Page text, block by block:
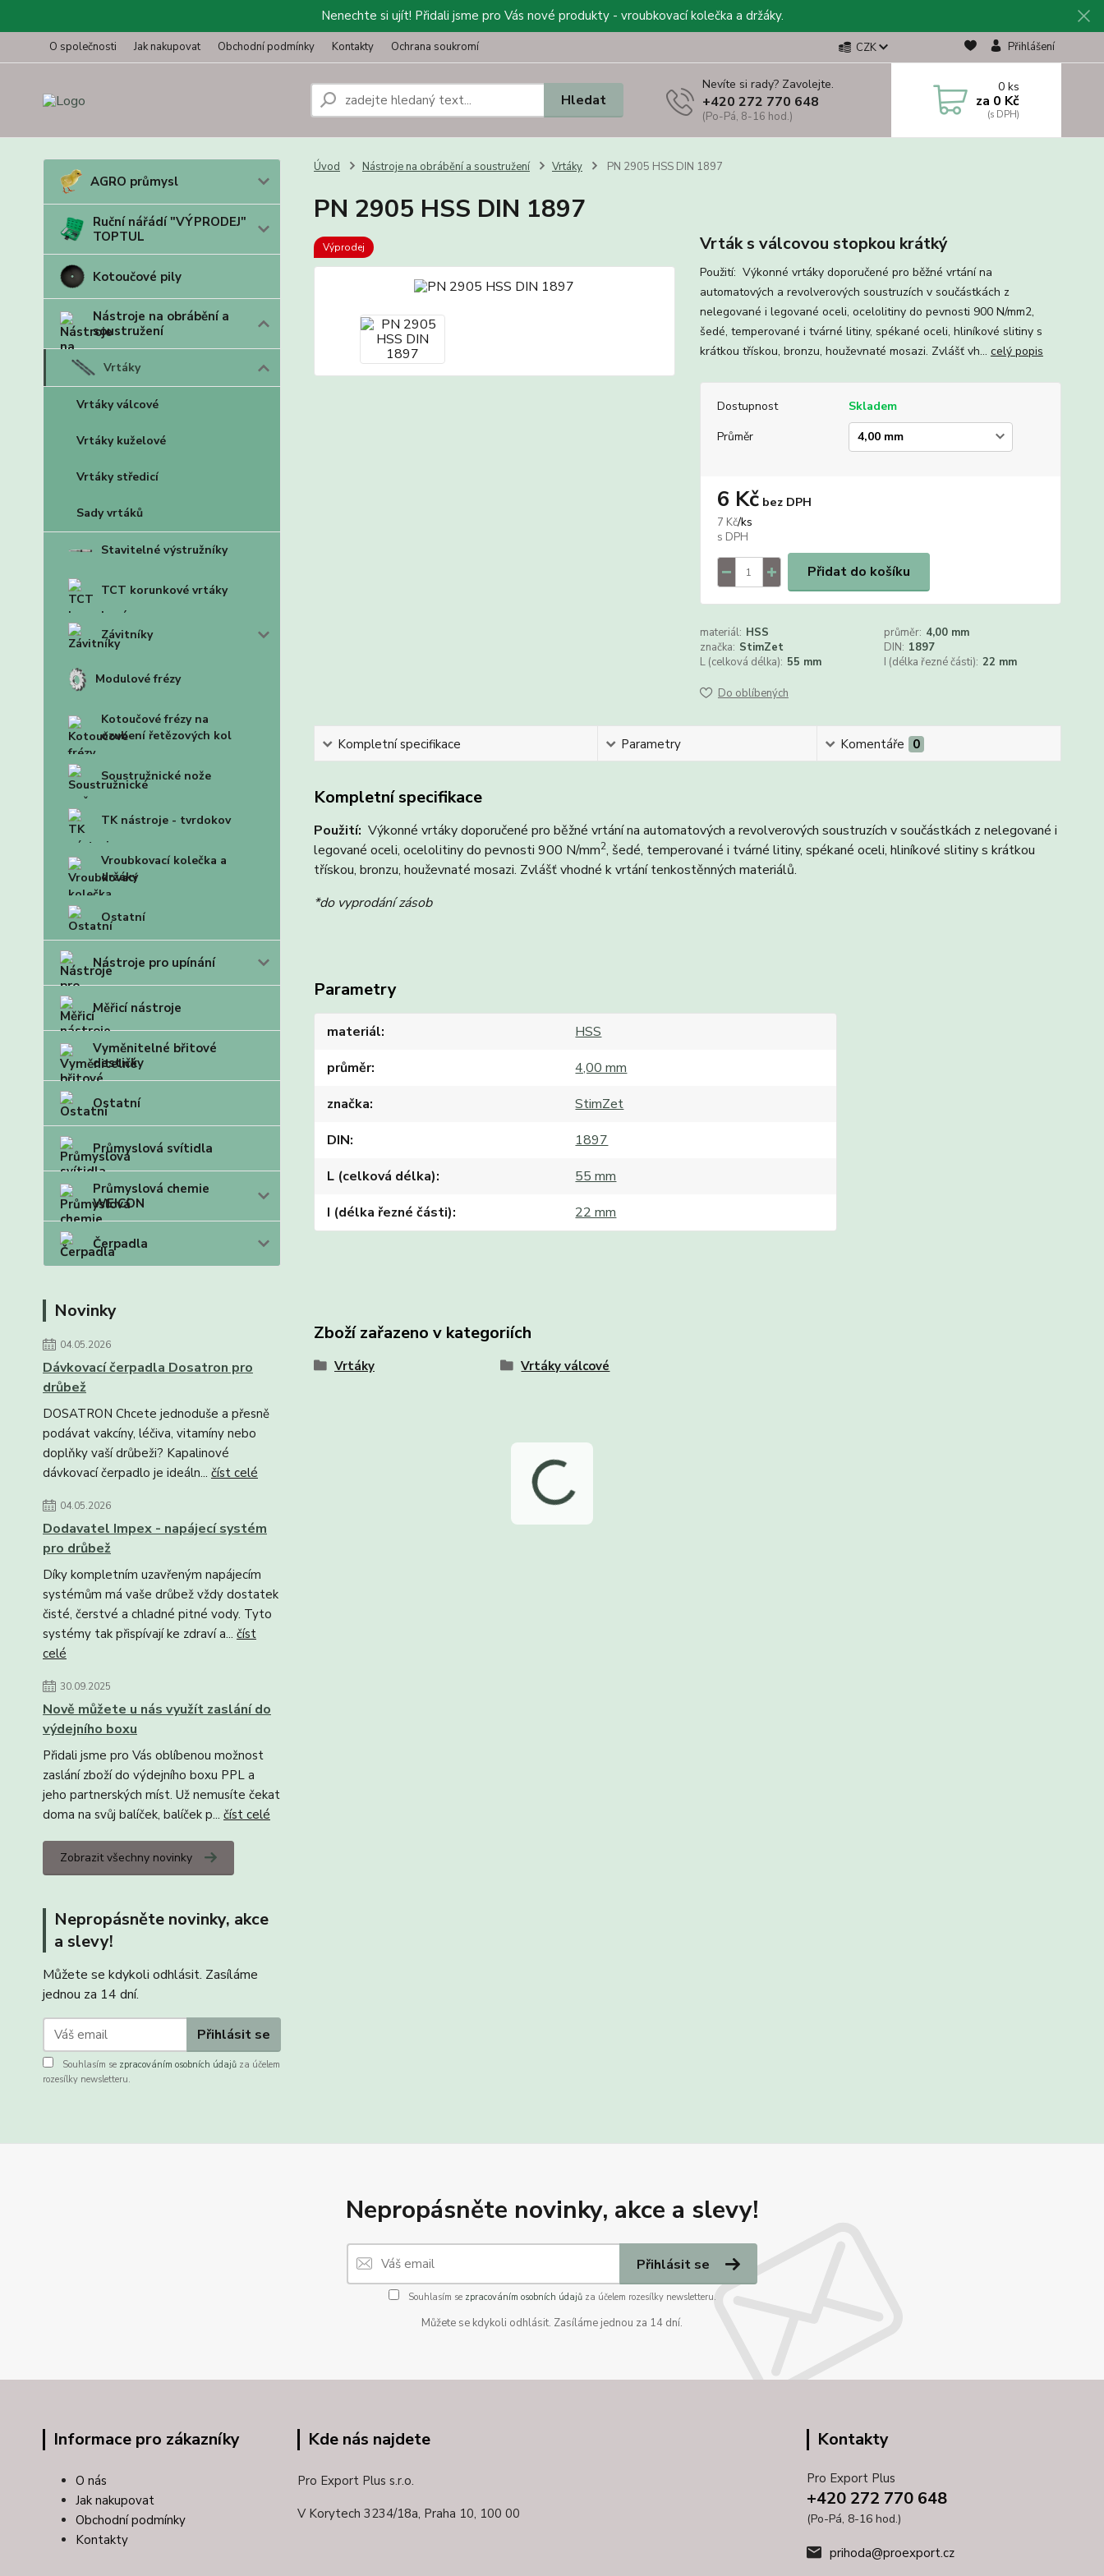
Nenechte si ujít! Přidali jsme pro Vás nové produkty - vroubkovací kolečka a držáky.
O společnosti Jak nakupovat Obchodní podmínky Kontakty Ochrana soukromí CZK Přihlášení
Hledat
Nevíte si rady? Zavolejte.
+420 272 770 648
(Po-Pá, 8-16 hod.)
0ks
za 0 Kč
AGRO průmysl
Ruční nářádí "VÝPRODEJ"
TOPTUL
Kotoučové pily
Nástroje na obrábění a
soustružení
Vrtáky
Vrtáky válcové
Vrtáky kuželové
Vrtáky středicí
Sady vrtáků
Stavitelné výstružníky
TCT korunkové vrtáky
Závitníky
Modulové frézy
Kotoučové frézy na
ozubení řetězových kol
Soustružnické nože
TK nástroje - tvrdokov
Vroubkovací kolečka a
držáky
Ostatní
Nástroje pro upínání
Měřicí nástroje
Vyměnitelné břitové
destičky
Ostatní
Průmyslová svítidla
Průmyslová chemie
WEICON
Čerpadla
Novinky
04.05.2026
Dávkovací čerpadla Dosatron pro
drůbež
DOSATRON Chcete jednoduše a přesně
podávat vakcíny, léčiva, vitamíny nebo
doplňky vaší drůbeži? Kapalinové
dávkovací čerpadlo je ideáln... číst celé
04.05.2026
Dodavatel Impex - napájecí systém
pro drůbež
Díky kompletním uzavřeným napájecím
systémům má vaše drůbež vždy dostatek
čisté, čerstvé a chladné pitné vody. Tyto
systémy tak přispívají ke zdraví a... číst
celé
30.09.2025
Nově můžete u nás využít zaslání do
výdejního boxu
Přidali jsme pro Vás oblíbenou možnost
zaslání zboží do výdejního boxu PPL a
jeho partnerských míst. Už nemusíte čekat
doma na svůj balíček, balíček p... číst celé
Zobrazit všechny novinky
Nepropásněte novinky, akce
a slevy!
Můžete se kdykoli odhlásit. Zasíláme
jednou za 14 dní.
Přihlásit se
Souhlasím se zpracováním osobních údajů za účelem
rozesílky newsletteru.
Úvod Nástroje na obrábění a soustružení Vrtáky PN 2905 HSS DIN 1897
PN 2905 HSS DIN 1897
Výprodej Vrták s válcovou stopkou krátký
Použití: Výkonné vrtáky doporučené pro běžné vrtání na
automatových a revolverových soustruzích v součástkách z
nelegované i legované oceli, ocelolitiny do pevnosti 900 N/mm2,
šedé, temperované i tvárné litiny, spékané oceli, hliníkové slitiny s
krátkou třískou, bronzu, houževnaté mosazi. Zvlášť vh... celý popis
Dostupnost
Skladem
Průměr
7 Kč/ks
6 Kč bez DPH
Přidat do košíku
materiál: HSS průměr: 4,00 mm
značka: StimZet DIN: 1897
L (celková délka): 55 mm I (délka řezné části): 22 mm
Do oblíbených
Kompletní specifikace Parametry Komentáře 0
Kompletní specifikace
Použití: Výkonné vrtáky doporučené pro běžné vrtání na automatových a revolverových soustruzích v součástkách z nelegované i
legované oceli, ocelolitiny do pevnosti 900 N/mm2, šedé, temperované i tvárné litiny, spékané oceli, hliníkové slitiny s krátkou
třískou, bronzu, houževnaté mosazi. Zvlášť vhodné k vrtání tenkostěnných materiálů.
*do vyprodání zásob
Parametry
materiál
HSS
průměr
4,00 mm
značka
StimZet
DIN
1897
L (celková délka)
55 mm
I (délka řezné části)
22 mm
Zboží zařazeno v kategoriích
Vrtáky Vrtáky válcové
Nepropásněte novinky, akce a slevy!
Přihlásit se
Souhlasím se zpracováním osobních údajůza účelem rozesílky newsletteru.
Můžete se kdykoli odhlásit. Zasíláme jednou za 14 dní.
Informace pro zákazníky
O nás
Jak nakupovat
Obchodní podmínky
Kontakty
Kde nás najdete
Pro Export Plus s.r.o.
V Korytech 3234/18a, Praha 10, 100 00
Kontakty
Pro Export Plus
+420 272 770 648
(Po-Pá, 8-16 hod.)
prihoda@proexport.cz